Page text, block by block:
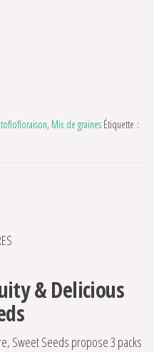
, Mix de graines Étiquette :
& Delicious
Sweet Seeds propose 3 packs